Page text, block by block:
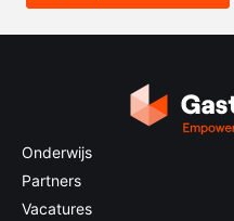
Onderwijs
Partners
Vacatures